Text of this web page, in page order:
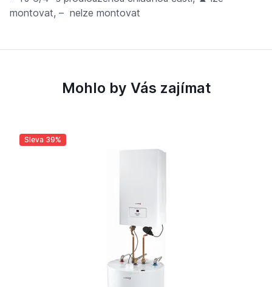
montovat, – nelze montovat
Mohlo by Vás zajímat
Sleva 39%